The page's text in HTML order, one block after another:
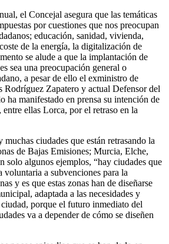
el Concejal asegura que las temáticas
por cuestiones que nos preocupan
educación, sanidad, vivienda,
de la energía, la digitalización de
se alude a que la implantación de
sea una preocupación general o
a pesar de ello el exministro de
Rodríguez Zapatero y actual Defensor del
ha manifestado en prensa su intención de
ellas Lorca, por el retraso en la
muchas ciudades que están retrasando la
de Bajas Emisiones; Murcia, Elche,
solo algunos ejemplos, “hay ciudades que
voluntaria a subvenciones para la
y es que estas zonas han de diseñarse
adaptada a las necesidades y
porque el futuro inmediato del
va a depender de cómo se diseñen